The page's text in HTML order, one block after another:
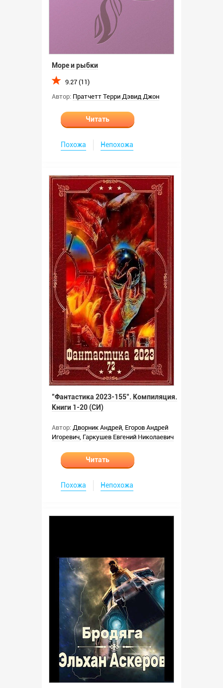
Море и рыбки
9.27 (11)
Автор: Пратчетт Терри Дэвид Джон
Читать
Похожа Непохожа
"Фантастика 2023-155". Компиляция.
Книги 1-20 (СИ)
Автор: Дворник Андрей, Егоров Андрей
Игоревич, Гаркушев Евгений Николаевич
Читать
Похожа Непохожа